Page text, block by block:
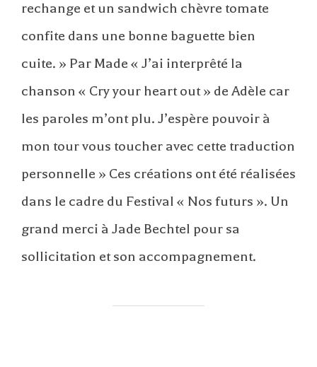
rechange et un sandwich chèvre tomate
confite dans une bonne baguette bien
cuite. » Par Made « J’ai interprêté la
chanson « Cry your heart out » de Adèle car
les paroles m’ont plu. J’espère pouvoir à
mon tour vous toucher avec cette traduction
personnelle » Ces créations ont été réalisées
dans le cadre du Festival « Nos futurs ». Un
grand merci à Jade Bechtel pour sa
sollicitation et son accompagnement.